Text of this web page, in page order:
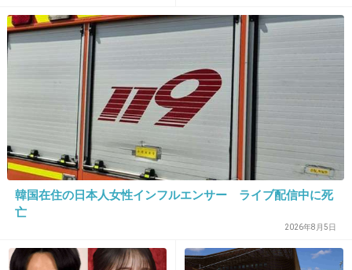
2013/09/03(火) 16:54:16
28さんの情報はどうやら本当みたいですよ
狂言だったようです
+18
32. 匿名
他に目撃情報もなく、犯人の風貌の範囲が広く
韓国在住の日本人女性インフルエンサー ライブ配信中に死
亡
2026年8月5日